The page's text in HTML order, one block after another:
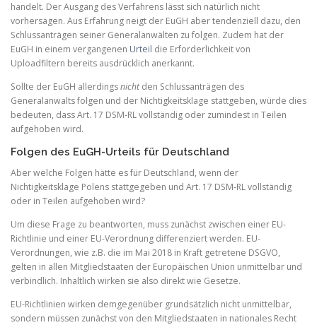
handelt. Der Ausgang des Verfahrens lässt sich natürlich nicht
vorhersagen. Aus Erfahrung neigt der EuGH aber tendenziell dazu, den
Schlussanträgen seiner Generalanwälten zu folgen. Zudem hat der
EuGH in einem vergangenen Urteil die Erforderlichkeit von
Uploadfiltern bereits ausdrücklich anerkannt.
Sollte der EuGH allerdingsnichtden Schlussanträgen des
Generalanwalts folgen und der Nichtigkeitsklage stattgeben, würde dies
bedeuten, dass Art. 17 DSM-RL vollständig oder zumindest in Teilen
aufgehoben wird.
Folgen des EuGH-Urteils für Deutschland
Aber welche Folgen hätte es für Deutschland, wenn der
Nichtigkeitsklage Polens stattgegeben und Art. 17 DSM-RL vollständig
oder in Teilen aufgehoben wird?
Um diese Frage zu beantworten, muss zunächst zwischen einer EU-
Richtlinie und einer EU-Verordnung differenziert werden. EU-
Verordnungen, wie z.B. die im Mai 2018 in Kraft getretene DSGVO,
gelten in allen Mitgliedstaaten der Europäischen Union unmittelbar und
verbindlich. Inhaltlich wirken sie also direkt wie Gesetze.
EU-Richtlinien wirken demgegenüber grundsätzlich nicht unmittelbar,
sondern müssen zunächst von den Mitgliedstaaten in nationales Recht